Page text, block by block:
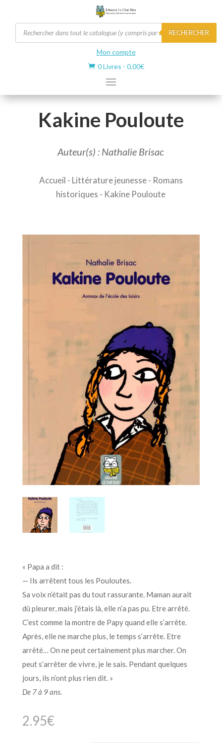
Recherche
de
produits
RECHERCHER
Mon compte
 0 Livres - 0.00€
Kakine Pouloute
Auteur(s) : Nathalie Brisac
Accueil - Littérature jeunesse- Romans
historiques - Kakine Pouloute
« Papa a dit :
— Ils arrêtent tous les Pouloutes.
Sa voix n’était pas du tout rassurante. Maman aurait
dû pleurer, mais j’étais là, elle n’a pas pu. Etre arrêté.
C’est comme la montre de Papy quand elle s’arrête.
Après, elle ne marche plus, le temps s’arrête. Etre
arrêté… On ne peut certainement plus marcher. On
peut s’arrêter de vivre, je le sais. Pendant quelques
jours, ils n’ont plus rien dit. »
De 7 à 9 ans.
2.95€